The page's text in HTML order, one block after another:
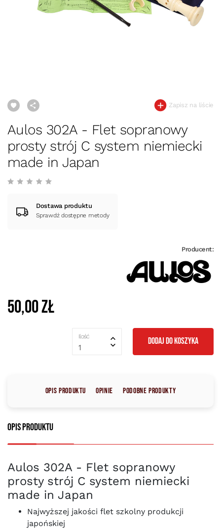
Zapisz na liście
Aulos 302A - Flet sopranowy
prosty strój C system niemiecki
made in Japan
Dostawa produktu
Sprawdź dostępne metody
Producent:
50,00 zł
Ilość
1
DODAJ DO KOSZYKA
Opis produktu Opinie Podobne produkty
Opis produktu
Aulos 302A - Flet sopranowy
prosty strój C system niemiecki
made in Japan
Najwyższej jakości flet szkolny produkcji
japońskiej